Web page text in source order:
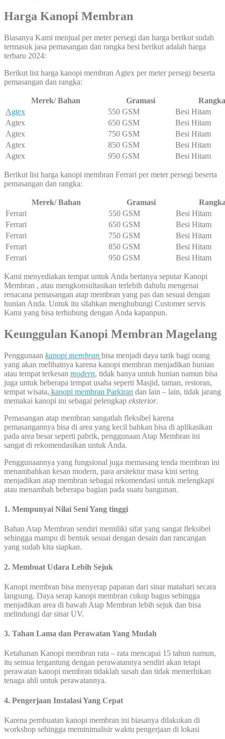
Harga Kanopi Membran
Biasanya Kami menjual per meter persegi dan harga berikut sudah
termasuk jasa pemasangan dan rangka besi berikut adalah harga
terbaru 2024:
Berikut list harga kanopi membran Agtex per meter persegi beserta
pemasangan dan rangka:
Merek/ Bahan Gramasi
Rangka
Agtex
550 GSM
Besi Hitam
Agtex
650 GSM
Besi Hitam
Agtex
750 GSM
Besi Hitam
Agtex
850 GSM
Besi Hitam
Agtex
950 GSM Besi Hitam
Berikut list harga kanopi membran Ferrari per meter persegi beserta
pemasangan dan rangka:
Merek/ Bahan Gramasi
Ferrari
550 GSM
Besi Hitam
Ferrari
650 GSM
Besi Hitam
Ferrari
750 GSM
Besi Hitam
Ferrari
850 GSM
Besi Hitam
Ferrari
950 GSM Besi Hitam
Kami menyediakan tempat untuk Anda bertanya seputar Kanopi
Membran , atau mengkonsultasikan terlebih dahulu mengenai
renacana pemasangan atap membran yang pas dan sesuai dengan
hunian Anda. Untuk itu silahkan menghubungi Customer servis
Kami yang bisa terhubung dengan Anda kapanpun.
Keunggulan Kanopi Membran Magelang
Penggunaan kanopi membran bisa menjadi daya tarik bagi orang
yang akan melihatnya karena kanopi membran menjadikan hunian
atau tempat terkesan modern, tidak hanya untuk hunian namun bisa
juga untuk beberapa tempat usaha seperti Masjid, taman, restoran,
tempat wisata, kanopi membran Parkiran dan lain – lain, tidak jarang
memakai kanopi ini sebagai pelengkap eksterior.
Pemasangan atap membran sangatlah fleksibel karena
pemasangannya bisa di area yang kecil bahkan bisa di aplikasikan
pada area besar seperti pabrik, penggunaan Atap Membran ini
sangat di rekomendasikan untuk Anda.
Penggunaannya yang fungsional juga memasang tenda membran ini
menambahkan kesan modern, para arsitektur masa kini sering
menjadikan atap membran sebagai rekomendasi untuk melengkapi
atau menambah beberapa bagian pada suatu bangunan.
1. Mempunyai Nilai Seni Yang tinggi
Bahan Atap Membran sendiri memiliki sifat yang sangat fleksibel
sehingga mampu di bentuk sesuai dengan desain dan rancangan
yang sudah kita siapkan.
2. Membuat Udara Lebih Sejuk
Kanopi membran bisa menyerap paparan dari sinar matahari secara
langsung. Daya serap kanopi membran cukup bagus sehingga
menjadikan area di bawah Atap Membran lebih sejuk dan bisa
melindungi dar sinar UV.
3. Tahan Lama dan Perawatan Yang Mudah
Ketahanan Kanopi membran rata – rata mencapai 15 tahun namun,
itu semua tergantung dengan perawatannya sendiri akan tetapi
perawatan kanopi membran tidaklah susah dan tidak memerlukan
tenaga ahli untuk perawatannya.
4. Pengerjaan Instalasi Yang Cepat
Karena pembuatan kanopi membran ini biasanya dilakukan di
workshop sehingga meminimalisir waktu pengerjaan di lokasi